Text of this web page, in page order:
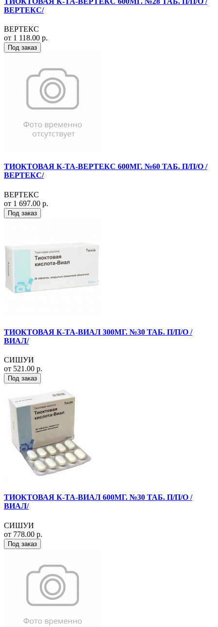
ВЕРТЕКС/
ВЕРТЕКС
от 1 118.00 р.
Под заказ
ТИОКТОВАЯ К-ТА-ВЕРТЕКС 600МГ. №60 ТАБ. П/П/О /
ВЕРТЕКС/
ВЕРТЕКС
от 1 697.00 р.
Под заказ
ТИОКТОВАЯ К-ТА-ВИАЛ 300МГ. №30 ТАБ. П/П/О /
ВИАЛ/
СИШУИ
от 521.00 р.
Под заказ
ТИОКТОВАЯ К-ТА-ВИАЛ 600МГ. №30 ТАБ. П/П/О /
ВИАЛ/
СИШУИ
от 778.00 р.
Под заказ